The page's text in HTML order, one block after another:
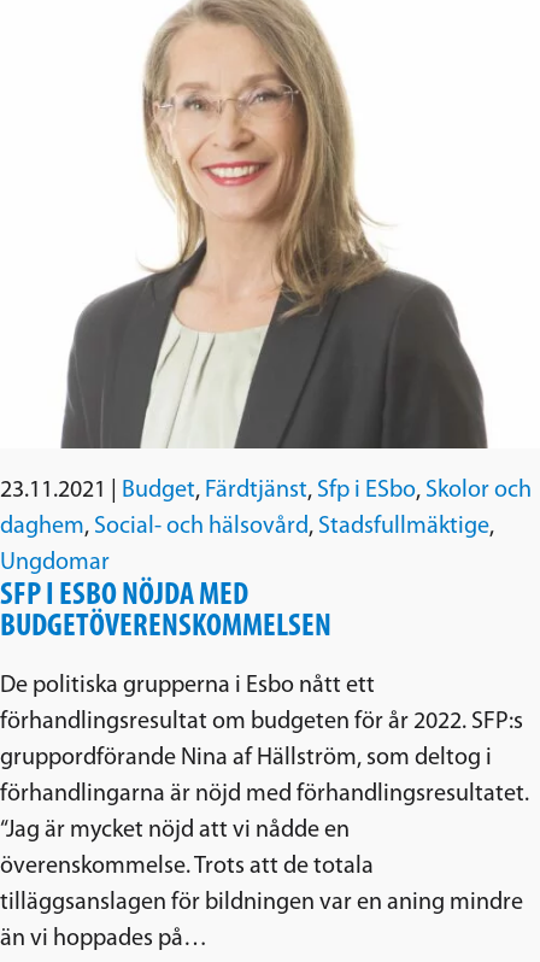
23.11.2021 Budget, Färdtjänst, Sfp i ESbo, Skolor och
daghem, Social- och hälsovård, Stadsfullmäktige,
Ungdomar
SFP I ESBO NÖJDA MED
BUDGETÖVERENSKOMMELSEN
De politiska grupperna i Esbo nått ett
förhandlingsresultat om budgeten för år 2022. SFP:s
gruppordförande Nina af Hällström, som deltog i
förhandlingarna är nöjd med förhandlingsresultatet.
“Jag är mycket nöjd att vi nådde en
överenskommelse. Trots att de totala
tilläggsanslagen för bildningen var en aning mindre
än vi hoppades på…